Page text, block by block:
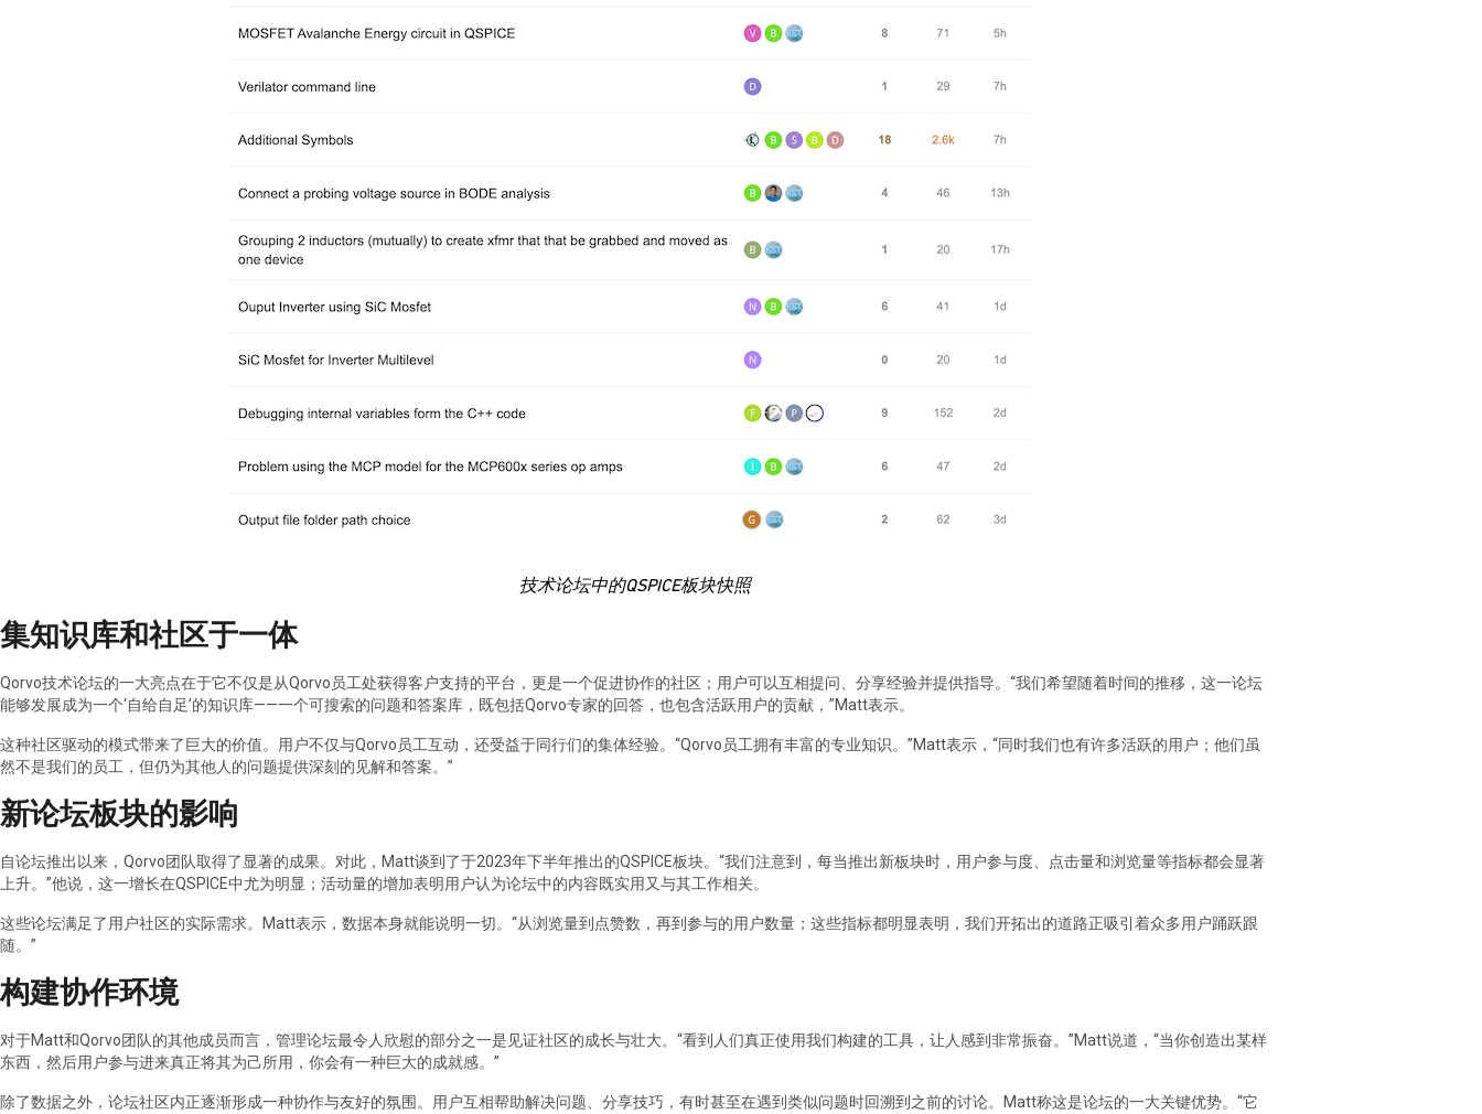
技术论坛中的QSPICE板块快照
集知识库和社区于一体
Qorvo技术论坛的一大亮点在于它不仅是从Qorvo员工处获得客户支持的平台，更是一个促进协作的社区；用户可以互相提问、分享经验并提供指导。“我们希望随着时间的推移，这一论坛
能够发展成为一个‘自给自足’的知识库——一个可搜索的问题和答案库，既包括Qorvo专家的回答，也包含活跃用户的贡献，”Matt表示。
这种社区驱动的模式带来了巨大的价值。用户不仅与Qorvo员工互动，还受益于同行们的集体经验。“Qorvo员工拥有丰富的专业知识。”Matt表示，“同时我们也有许多活跃的用户；他们虽
然不是我们的员工，但仍为其他人的问题提供深刻的见解和答案。”
新论坛板块的影响
自论坛推出以来，Qorvo团队取得了显著的成果。对此，Matt谈到了于2023年下半年推出的QSPICE板块。“我们注意到，每当推出新板块时，用户参与度、点击量和浏览量等指标都会显著
上升。”他说，这一增长在QSPICE中尤为明显；活动量的增加表明用户认为论坛中的内容既实用又与其工作相关。
这些论坛满足了用户社区的实际需求。Matt表示，数据本身就能说明一切。“从浏览量到点赞数，再到参与的用户数量；这些指标都明显表明，我们开拓出的道路正吸引着众多用户踊跃跟
随。”
构建协作环境
对于Matt和Qorvo团队的其他成员而言，管理论坛最令人欣慰的部分之一是见证社区的成长与壮大。“看到人们真正使用我们构建的工具，让人感到非常振奋。”Matt说道，“当你创造出某样
东西，然后用户参与进来真正将其为己所用，你会有一种巨大的成就感。”
除了数据之外，论坛社区内正逐渐形成一种协作与友好的氛围。用户互相帮助解决问题、分享技巧，有时甚至在遇到类似问题时回溯到之前的讨论。Matt称这是论坛的一大关键优势。“它